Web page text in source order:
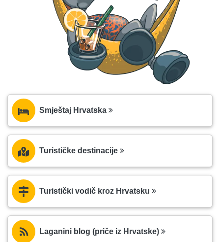
Smještaj Hrvatska
Turističke destinacije
Turistički vodič kroz Hrvatsku
Laganini blog (priče iz Hrvatske)